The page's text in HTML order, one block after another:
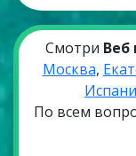
Смотри Веб
Москва,
По всем